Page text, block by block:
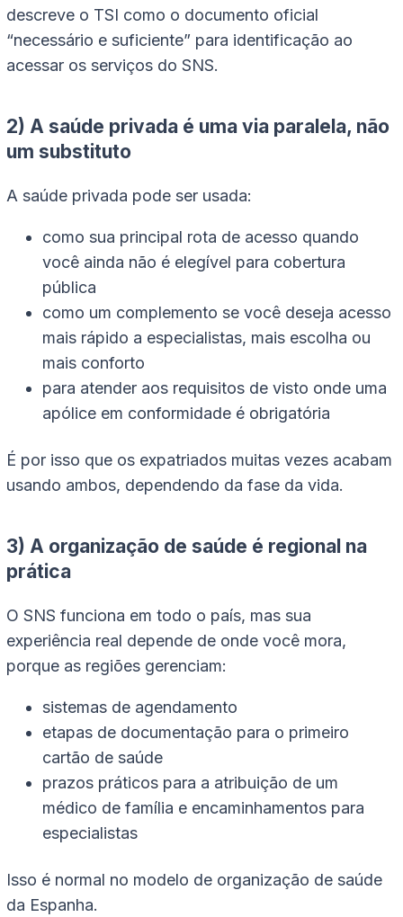
descreve o TSI como o documento oficial
“necessário e suficiente” para identificação ao
acessar os serviços do SNS.
2) A saúde privada é uma via paralela, não
um substituto
A saúde privada pode ser usada:
como sua principal rota de acesso quando
você ainda não é elegível para cobertura
pública
como um complemento se você deseja acesso
mais rápido a especialistas, mais escolha ou
mais conforto
para atender aos requisitos de visto onde uma
apólice em conformidade é obrigatória
É por isso que os expatriados muitas vezes acabam
usando ambos, dependendo da fase da vida.
3) A organização de saúde é regional na
prática
O SNS funciona em todo o país, mas sua
experiência real depende de onde você mora,
porque as regiões gerenciam:
sistemas de agendamento
etapas de documentação para o primeiro
cartão de saúde
prazos práticos para a atribuição de um
médico de família e encaminhamentos para
especialistas
Isso é normal no modelo de organização de saúde
da Espanha.